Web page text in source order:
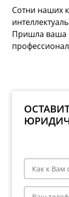
Сотни наших
Пришла ваша